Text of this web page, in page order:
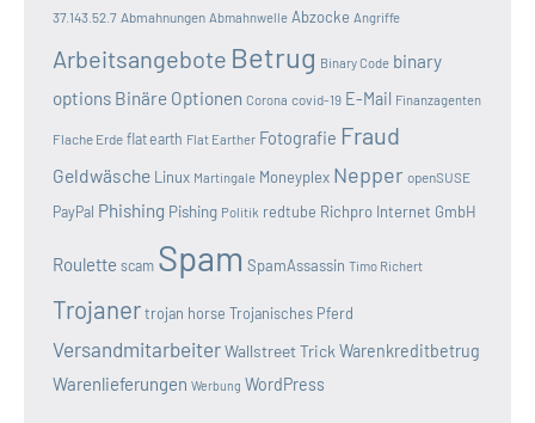
37.143.52.7 Abmahnungen Abmahnwelle Abzocke Angriffe
Arbeitsangebote Betrug Binary Code binary
options Binäre Optionen Corona covid-19 E-Mail Finanzagenten
Flache Erde flat earth Flat Earther Fotografie Fraud
Geldwäsche Linux Martingale Moneyplex Nepper openSUSE
PayPal Phishing Pishing Politik redtube Richpro Internet GmbH
Roulette scam Spam SpamAssassin Timo Richert
Trojanertrojan horse Trojanisches Pferd
VersandmitarbeiterWallstreet Trick Warenkreditbetrug
Warenlieferungen Werbung WordPress